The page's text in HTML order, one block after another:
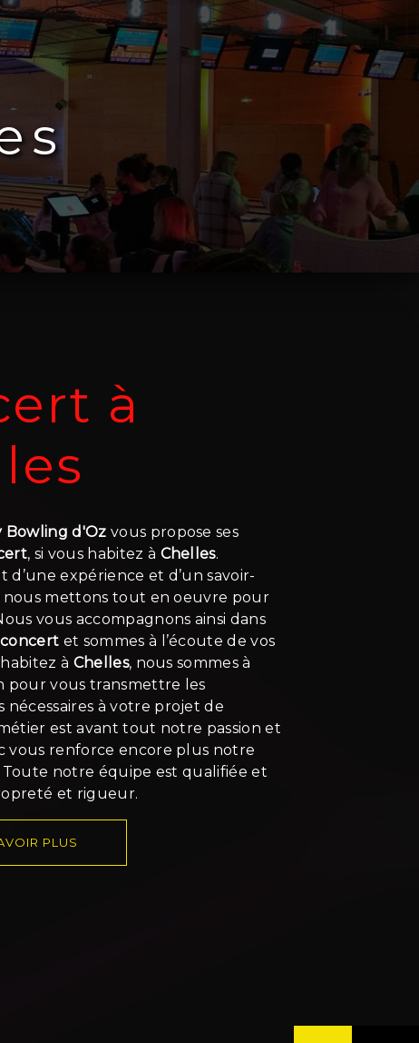
à
Bowling d'Oz vous propose ses
, si vous habitez à Chelles.
d’une expérience et d’un savoir-
nous mettons tout en oeuvre pour
vous accompagnons ainsi dans
concert et sommes à l’écoute de vos
à Chelles, nous sommes à
pour vous transmettre les
nécessaires à votre projet de
est avant tout notre passion et
vous renforce encore plus notre
Toute notre équipe est qualifiée et
et rigueur.
PLUS